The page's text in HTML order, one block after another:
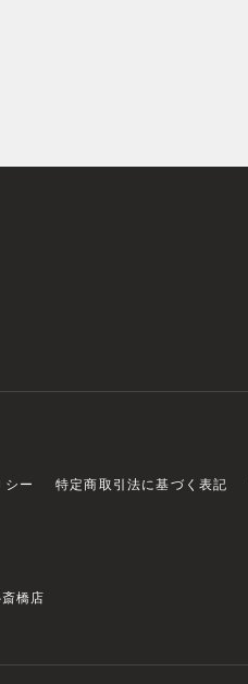
シー 特定商取引法に基づく表記
橋店